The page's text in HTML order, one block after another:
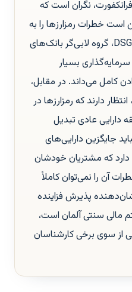
نگران است که
خطرات رمزارزها را به
طور کامل درک نکنند. حتی DSGV، گروه لابی‌گر بانک‌های
سرمایه‌گذاری بسیار
کامل می‌داند. در مقابل،
دارند که رمزارزها در
دارایی عادی تبدیل
جایگزین دارایی‌های
دارد که مشتریان خودشان
آن را نمی‌توان کاملاً
پذیرش فزاینده
مالی سنتی آلمان است،
از سوی برخی کارشناسان